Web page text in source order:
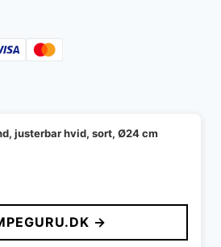
justerbar hvid, sort, Ø24 cm
→